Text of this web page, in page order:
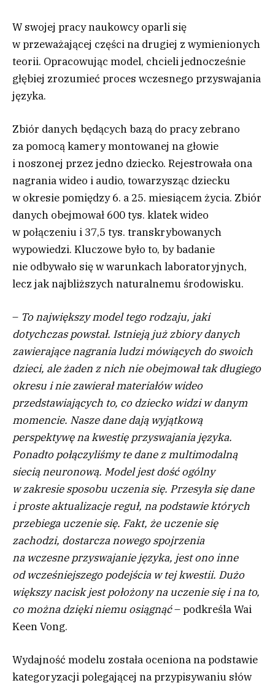
W swojej pracy naukowcy oparli się
w przeważającej części na drugiej z wymienionych
teorii. Opracowując model, chcieli jednocześnie
głębiej zrozumieć proces wczesnego przyswajania
języka.
Zbiór danych będących bazą do pracy zebrano
za pomocą kamery montowanej na głowie
i noszonej przez jedno dziecko. Rejestrowała ona
nagrania wideo i audio, towarzysząc dziecku
w okresie pomiędzy 6. a 25. miesiącem życia. Zbiór
danych obejmował 600 tys. klatek wideo
w połączeniu i 37,5 tys. transkrybowanych
wypowiedzi. Kluczowe było to, by badanie
nie odbywało się w warunkach laboratoryjnych,
lecz jak najbliższych naturalnemu środowisku.
– To największy model tego rodzaju, jaki
dotychczas powstał. Istnieją już zbiory danych
zawierające nagrania ludzi mówiących do swoich
dzieci, ale żaden z nich nie obejmował tak długiego
okresu i nie zawierał materiałów wideo
przedstawiających to, co dziecko widzi w danym
momencie. Nasze dane dają wyjątkową
perspektywę na kwestię przyswajania języka.
Ponadto połączyliśmy te dane z multimodalną
siecią neuronową. Model jest dość ogólny
w zakresie sposobu uczenia się. Przesyła się dane
i proste aktualizacje reguł, na podstawie których
przebiega uczenie się. Fakt, że uczenie się
zachodzi, dostarcza nowego spojrzenia
na wczesne przyswajanie języka, jest ono inne
od wcześniejszego podejścia w tej kwestii. Dużo
większy nacisk jest położony na uczenie się i na to,
co można dzięki niemu osiągnąć– podkreśla Wai
Keen Vong.
Wydajność modelu została oceniona na podstawie
kategoryzacji polegającej na przypisywaniu słów